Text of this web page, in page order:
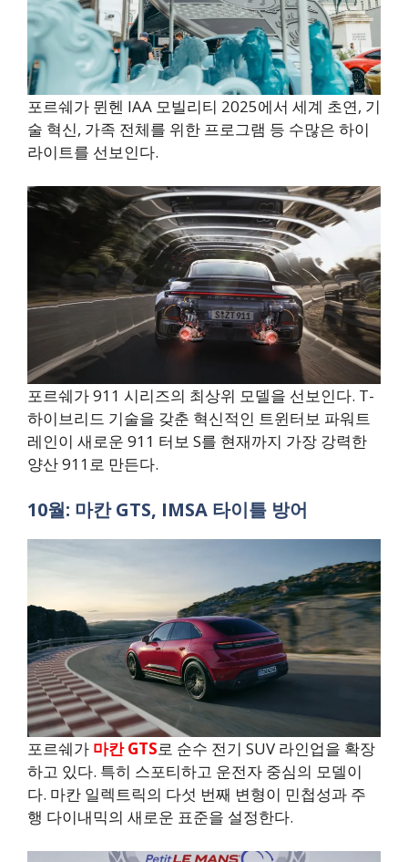
포르쉐가 뮌헨 IAA 모빌리티 2025에서 세계 초연, 기
술 혁신, 가족 전체를 위한 프로그램 등 수많은 하이
라이트를 선보인다.
포르쉐가 911 시리즈의 최상위 모델을 선보인다. T-
하이브리드 기술을 갖춘 혁신적인 트윈터보 파워트
레인이 새로운 911 터보 S를 현재까지 가장 강력한
양산 911로 만든다.
10월: 마칸 GTS, IMSA 타이틀 방어
포르쉐가 마칸 GTS로 순수 전기 SUV 라인업을 확장
하고 있다. 특히 스포티하고 운전자 중심의 모델이
다. 마칸 일렉트릭의 다섯 번째 변형이 민첩성과 주
행 다이내믹의 새로운 표준을 설정한다.